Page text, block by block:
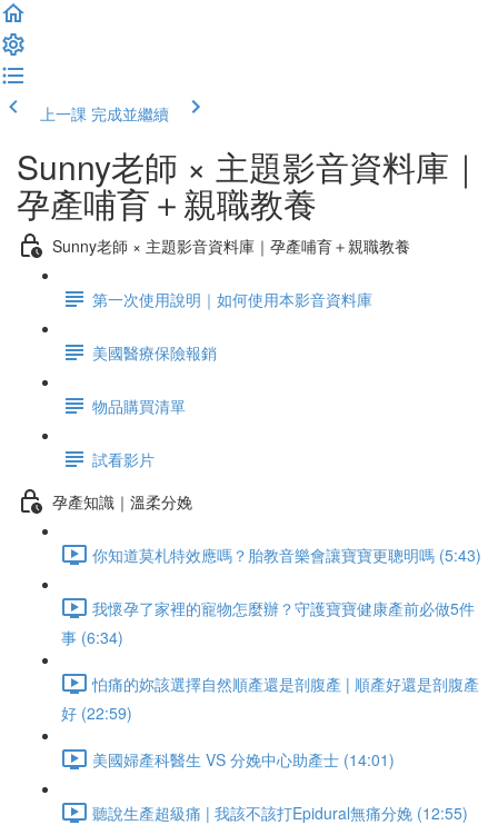
上一課 完成並繼續
Sunny老師 × 主題影音資料庫｜
孕產哺育＋親職教養
Sunny老師 × 主題影音資料庫｜孕產哺育＋親職教養
第一次使用說明｜如何使用本影音資料庫
美國醫療保險報銷
物品購買清單
試看影片
孕產知識｜溫柔分娩
你知道莫札特效應嗎？胎教音樂會讓寶寶更聰明嗎 (5:43)
我懷孕了家裡的寵物怎麼辦？守護寶寶健康產前必做5件
事 (6:34)
怕痛的妳該選擇自然順產還是剖腹產 | 順產好還是剖腹產
好 (22:59)
美國婦產科醫生 VS 分娩中心助產士 (14:01)
聽說生產超級痛 | 我該不該打Epidural無痛分娩 (12:55)